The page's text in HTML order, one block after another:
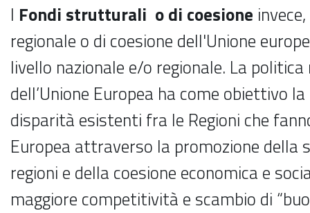
I Fondi strutturali o di coesione
regionale o di coesione dell'Unione
livello nazionale e/o regionale. La politica
dell’Unione Europea ha come obiettivo
disparità esistenti fra le Regioni che
Europea attraverso la promozione della
regioni e della coesione economica e
maggiore competitività e scambio di